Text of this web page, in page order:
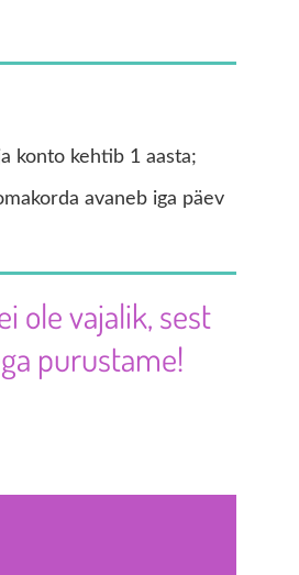
konto kehtib 1 aasta;
avaneb iga päev
ole vajalik, sest
purustame!